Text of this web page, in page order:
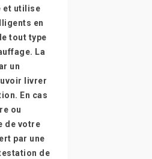
et utilise
en
tout type
La
un
livrer
En cas
ou
de votre
par une
de